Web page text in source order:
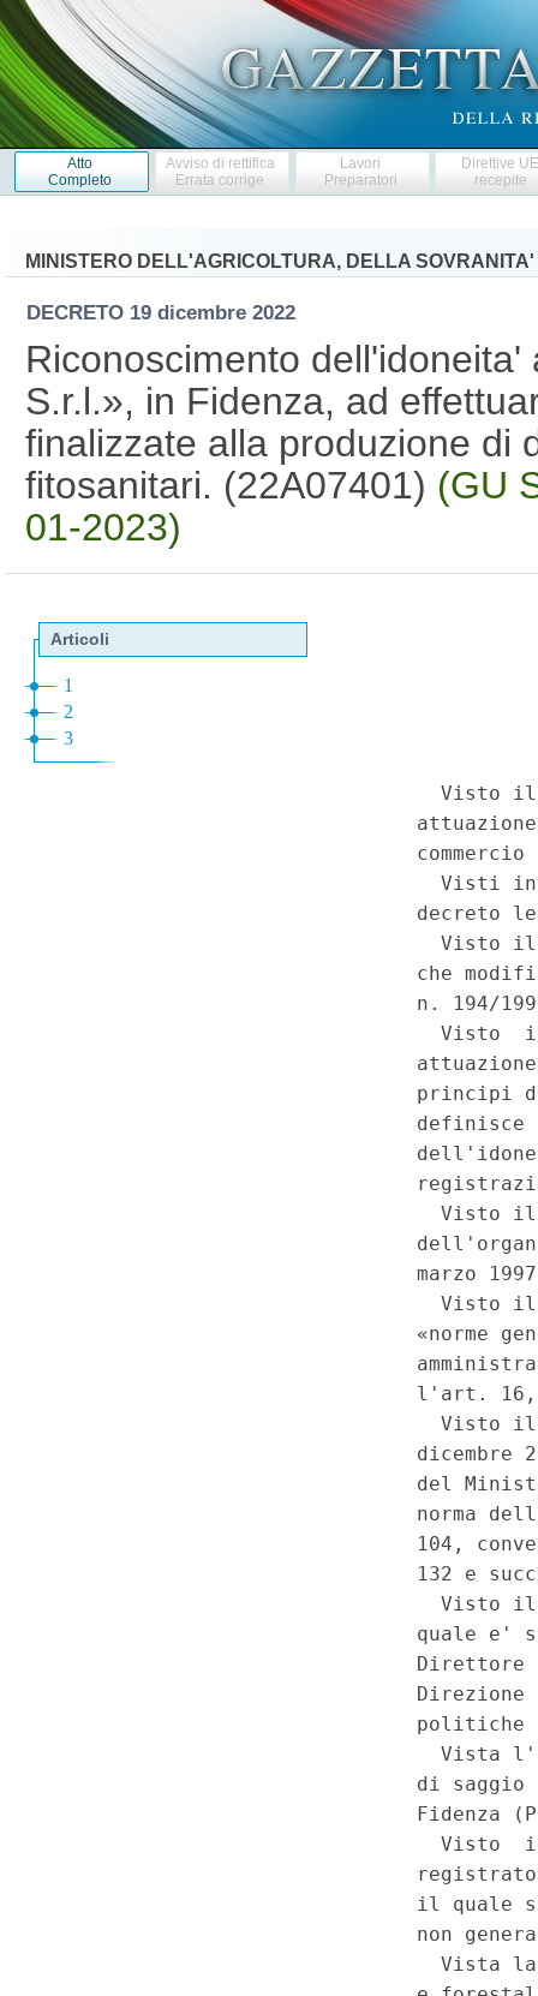
Atto
Completo
Avviso di rettifica
Errata corrige
Lavori
Preparatori
Direttive
recepite
MINISTERO DELL'AGRICOLTURA, DELLA
DECRETO 19 dicembre 2022
Riconoscimento
S.r.l.», in Fidenza, ad
finalizzate alla produzione di
fitosanitari. (22A07401) (GU
01-2023)